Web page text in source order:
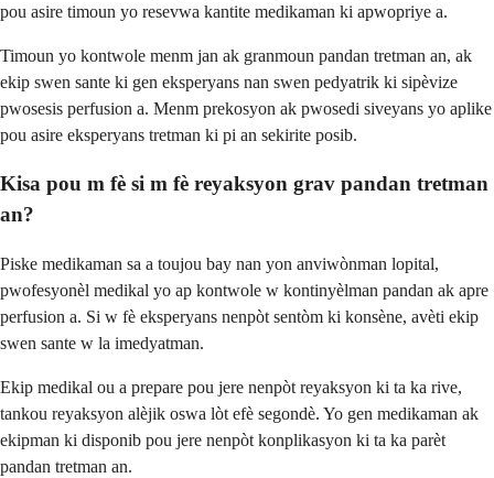
pou asire timoun yo resevwa kantite medikaman ki apwopriye a.
Timoun yo kontwole menm jan ak granmoun pandan tretman an, ak
ekip swen sante ki gen eksperyans nan swen pedyatrik ki sipèvize
pwosesis perfusion a. Menm prekosyon ak pwosedi siveyans yo aplike
pou asire eksperyans tretman ki pi an sekirite posib.
Kisa pou m fè si m fè reyaksyon grav pandan tretman
an?
Piske medikaman sa a toujou bay nan yon anviwònman lopital,
pwofesyonèl medikal yo ap kontwole w kontinyèlman pandan ak apre
perfusion a. Si w fè eksperyans nenpòt sentòm ki konsène, avèti ekip
swen sante w la imedyatman.
Ekip medikal ou a prepare pou jere nenpòt reyaksyon ki ta ka rive,
tankou reyaksyon alèjik oswa lòt efè segondè. Yo gen medikaman ak
ekipman ki disponib pou jere nenpòt konplikasyon ki ta ka parèt
pandan tretman an.